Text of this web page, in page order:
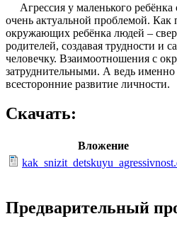
Агрессия у маленького ребёнка
очень актуальной проблемой. Как
окружающих ребёнка людей –
родителей, создавая трудности и
человечку. Взаимоотношения с
затруднительными. А ведь
всесторонние развитие личности.
Скачать:
Вложение
Предварительный